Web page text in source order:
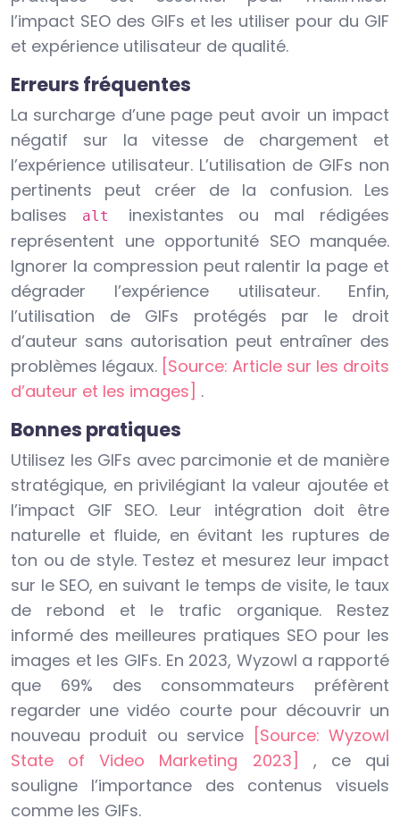
l’impact SEO des GIFs et les utiliser pour du GIF
et expérience utilisateur de qualité.
Erreurs fréquentes
La surcharge d’une page peut avoir un impact
négatif sur la vitesse de chargement et
l’expérience utilisateur. L’utilisation de GIFs non
pertinents peut créer de la confusion. Les
balises
alt inexistantes ou mal rédigées
représentent une opportunité SEO manquée.
Ignorer la compression peut ralentir la page et
dégrader l’expérience utilisateur. Enfin,
l’utilisation de GIFs protégés par le droit
d’auteur sans autorisation peut entraîner des
problèmes légaux. [Source: Article sur les droits
d’auteur et les images] .
Bonnes pratiques
Utilisez les GIFs avec parcimonie et de manière
stratégique, en privilégiant la valeur ajoutée et
l’impact GIF SEO. Leur intégration doit être
naturelle et fluide, en évitant les ruptures de
ton ou de style. Testez et mesurez leur impact
sur le SEO, en suivant le temps de visite, le taux
de rebond et le trafic organique. Restez
informé des meilleures pratiques SEO pour les
images et les GIFs. En 2023, Wyzowl a rapporté
que 69% des consommateurs préfèrent
regarder une vidéo courte pour découvrir un
nouveau produit ou service
[Source: Wyzowl
State of Video Marketing 2023] , ce qui
souligne l’importance des contenus visuels
comme les GIFs.